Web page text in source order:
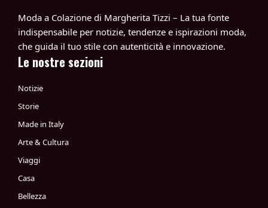
Moda a Colazione di Margherita Tizzi – La tua fonte
indispensabile per notizie, tendenze e ispirazioni moda,
che guida il tuo stile con autenticità e innovazione.
Le nostre sezioni
Notizie
Storie
Made in Italy
Arte & Cultura
Viaggi
Casa
Bellezza